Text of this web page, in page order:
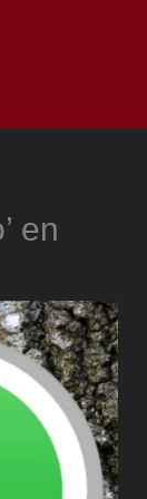
en